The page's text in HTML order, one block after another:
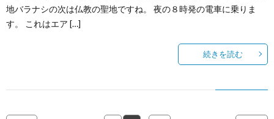
地バラナシの次は仏教の聖地ですね。 夜の８時発の電車に乗りま
す。 これはエア […]
続きを読む